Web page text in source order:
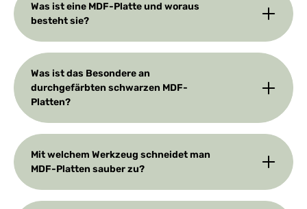
Was ist eine MDF-Platte und woraus
besteht sie?
Was ist das Besondere an
durchgefärbten schwarzen MDF-
Platten?
Mit welchem Werkzeug schneidet man
MDF-Platten sauber zu?